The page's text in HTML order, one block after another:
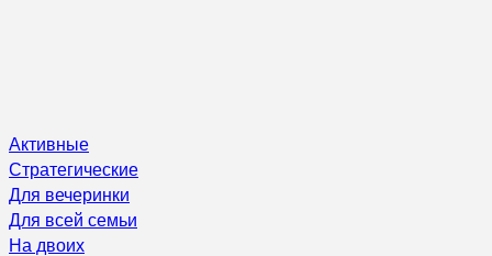
Активные
Стратегические
Для вечеринки
Для всей семьи
На двоих